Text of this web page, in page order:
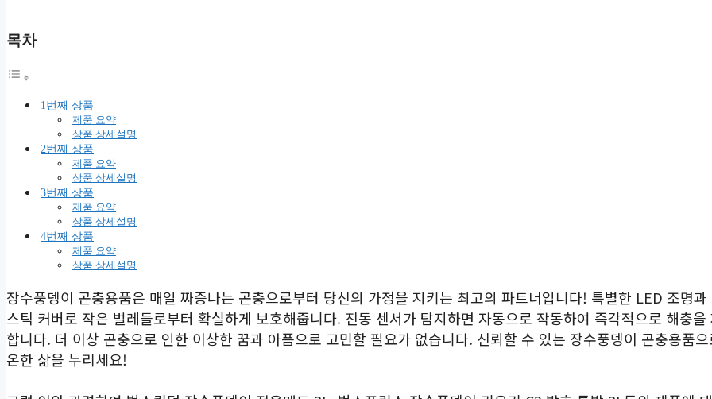
목차
1번째 상품
제품 요약
상품 상세설명
2번째 상품
제품 요약
상품 상세설명
3번째 상품
제품 요약
상품 상세설명
4번째 상품
제품 요약
상품 상세설명
장수풍뎅이 곤충용품은 매일 짜증나는 곤충으로부터 당신의 가정을 지키는 최고의 파트너입니다! 특별한 LED 조명과
스틱 커버로 작은 벌레들로부터 확실하게 보호해줍니다. 진동 센서가 탐지하면 자동으로 작동하여 즉각적으로 해충을
합니다. 더 이상 곤충으로 인한 이상한 꿈과 아픔으로 고민할 필요가 없습니다. 신뢰할 수 있는 장수풍뎅이 곤충용품
온한 삶을 누리세요!